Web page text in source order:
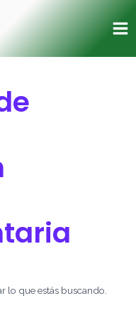
lo que estás buscando.